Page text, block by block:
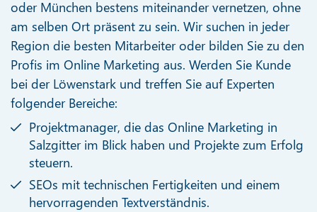
oder München bestens miteinander vernetzen, ohne
am selben Ort präsent zu sein. Wir suchen in jeder
Region die besten Mitarbeiter oder bilden Sie zu den
Profis im Online Marketing aus. Werden Sie Kunde
bei der Löwenstark und treffen Sie auf Experten
folgender Bereiche:
Projektmanager, die das Online Marketing in
Salzgitter im Blick haben und Projekte zum Erfolg
steuern.
SEOs mit technischen Fertigkeiten und einem
hervorragenden Textverständnis.